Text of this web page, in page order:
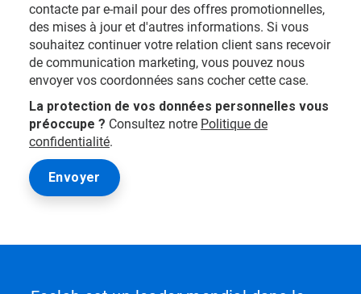
contacte par e-mail pour des offres promotionnelles,
des mises à jour et d'autres informations. Si vous
souhaitez continuer votre relation client sans recevoir
de communication marketing, vous pouvez nous
envoyer vos coordonnées sans cocher cette case.
La protection de vos données personnelles vous
préoccupe ? Consultez notre Politique de
confidentialité.